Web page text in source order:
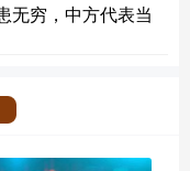
无穷，中方代表当